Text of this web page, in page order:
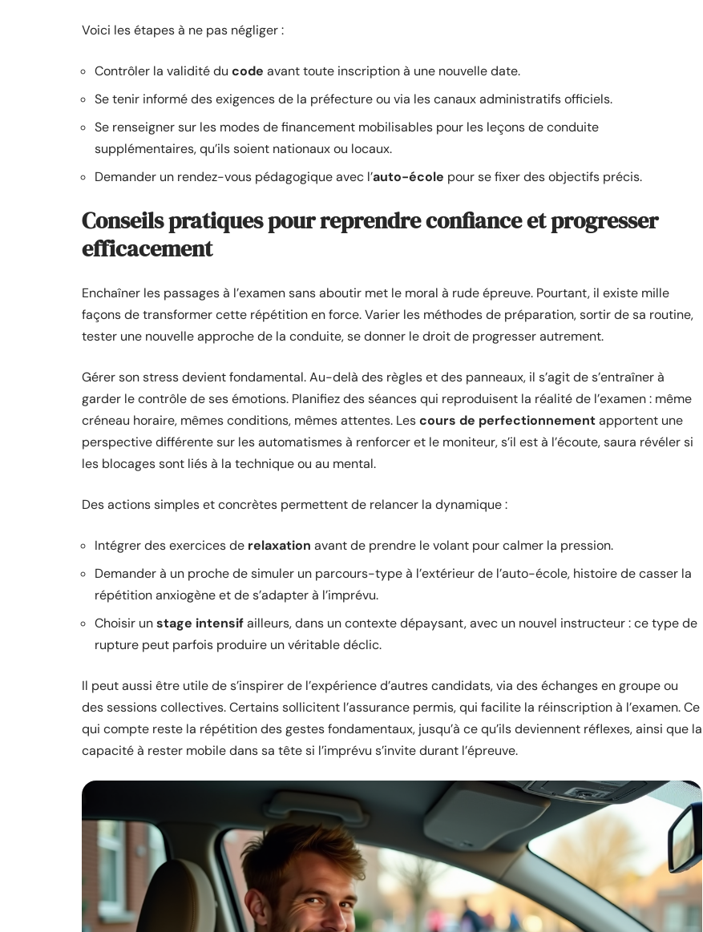
Voici les étapes à ne pas négliger :
Contrôler la validité du code avant toute inscription à une nouvelle date.
Se tenir informé des exigences de la préfecture ou via les canaux administratifs officiels.
Se renseigner sur les modes de financement mobilisables pour les leçons de conduite
supplémentaires, qu’ils soient nationaux ou locaux.
Demander un rendez-vous pédagogique avec l’auto-école pour se fixer des objectifs précis.
Conseils pratiques pour reprendre confiance et progresser
efficacement
Enchaîner les passages à l’examen sans aboutir met le moral à rude épreuve. Pourtant, il existe mille
façons de transformer cette répétition en force. Varier les méthodes de préparation, sortir de sa routine,
tester une nouvelle approche de la conduite, se donner le droit de progresser autrement.
Gérer son stress devient fondamental. Au-delà des règles et des panneaux, il s’agit de s’entraîner à
garder le contrôle de ses émotions. Planifiez des séances qui reproduisent la réalité de l’examen : même
créneau horaire, mêmes conditions, mêmes attentes. Lescours de perfectionnementapportent une
perspective différente sur les automatismes à renforcer et le moniteur, s’il est à l’écoute, saura révéler si
les blocages sont liés à la technique ou au mental.
Des actions simples et concrètes permettent de relancer la dynamique :
Intégrer des exercices de relaxation avant de prendre le volant pour calmer la pression.
Demander à un proche de simuler un parcours-type à l’extérieur de l’auto-école, histoire de casser la
répétition anxiogène et de s’adapter à l’imprévu.
Choisir unstage intensifailleurs, dans un contexte dépaysant, avec un nouvel instructeur : ce type de
rupture peut parfois produire un véritable déclic.
Il peut aussi être utile de s’inspirer de l’expérience d’autres candidats, via des échanges en groupe ou
des sessions collectives. Certains sollicitent l’assurance permis, qui facilite la réinscription à l’examen. Ce
qui compte reste la répétition des gestes fondamentaux, jusqu’à ce qu’ils deviennent réflexes, ainsi que la
capacité à rester mobile dans sa tête si l’imprévu s’invite durant l’épreuve.